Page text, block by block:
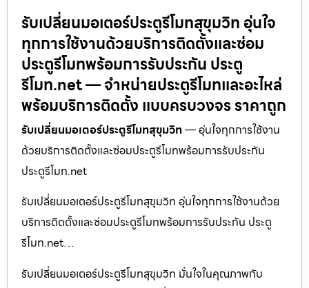
รับเปลี่ยนมอเตอร์ประตูรีโมทสุขุมวิท อุ่นใจ
ทุกการใช้งานด้วยบริการติดตั้งและซ่อม
ประตูรีโมทพร้อมการรับประกัน ประตู
รีโมท.net — จำหน่ายประตูรีโมทและอะไหล่
พร้อมบริการติดตั้ง แบบครบวงจร ราคาถูก
รับเปลี่ยนมอเตอร์ประตูรีโมทสุขุมวิท— อุ่นใจทุกการใช้งาน
ด้วยบริการติดตั้งและซ่อมประตูรีโมทพร้อมการรับประกัน
ประตูรีโมท.net
รับเปลี่ยนมอเตอร์ประตูรีโมทสุขุมวิท อุ่นใจทุกการใช้งานด้วย
บริการติดตั้งและซ่อมประตูรีโมทพร้อมการรับประกัน ประตู
รีโมท.net…
รับเปลี่ยนมอเตอร์ประตูรีโมทสุขุมวิท มั่นใจในคุณภาพกับ